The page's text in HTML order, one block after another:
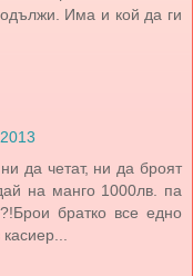
Има и кой да ги
да четат, ни да броят
на манго 1000лв. па
братко все едно